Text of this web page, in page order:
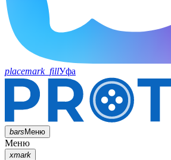
placemark_fillУфа
barsМеню
Меню
xmark